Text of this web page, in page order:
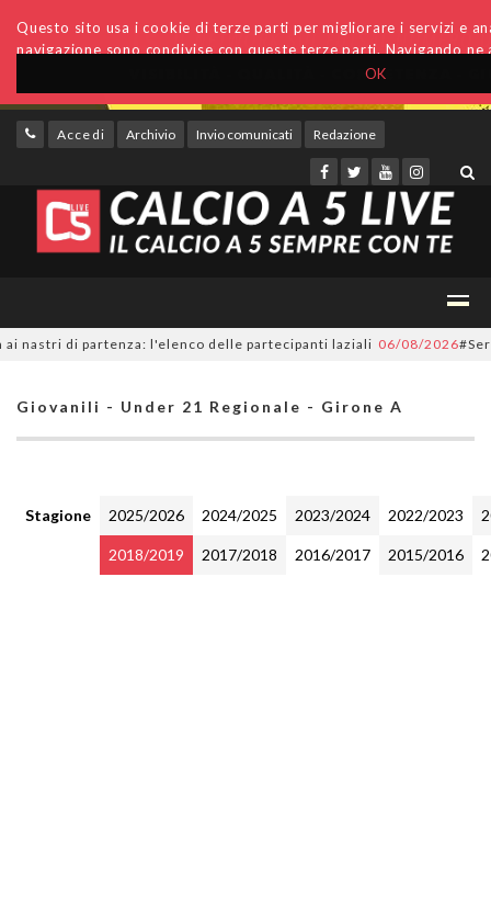
OK
Questo sito usa i cookie di terze parti per migliorare i servizi e
navigazione sono condivise con queste terze parti. Navigando
Accedi Archivio Invio comunicati Redazione
di partenza: l'elenco delle partecipanti laziali 06/08/2026
Giovanili - Under 21 Regionale - Girone A
Stagione 2025/2026 2024/2025 2023/2024 2022/2023
2018/2019 2017/2018 2016/2017 2015/2016